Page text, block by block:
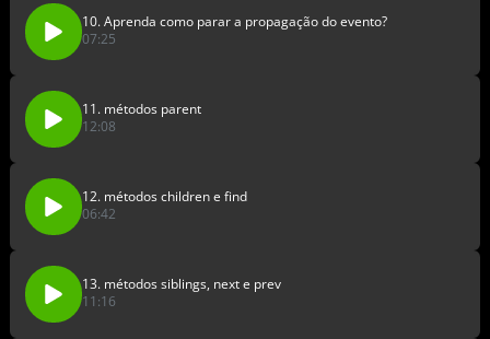
10. Aprenda como parar a propagação do evento?
07:25
11. métodos parent
12:08
12. métodos children e find
06:42
13. métodos siblings, next e prev
11:16